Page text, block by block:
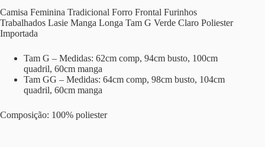
Camisa Feminina Tradicional Forro Frontal Furinhos
Trabalhados Lasie Manga Longa Tam G Verde Claro Poliester
Importada
Tam G – Medidas: 62cm comp, 94cm busto, 100cm
quadril, 60cm manga
Tam GG – Medidas: 64cm comp, 98cm busto, 104cm
quadril, 60cm manga
Composição: 100% poliester